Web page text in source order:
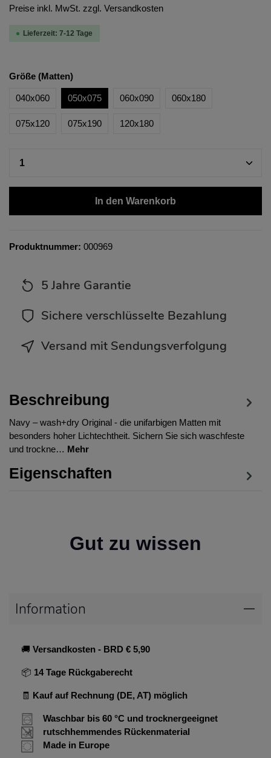
Preise inkl. MwSt. zzgl. Versandkosten
Lieferzeit: 7-12 Tage
Größe (Matten)
040x060 050x075 060x090 060x180
075x120 075x190 120x180
In den Warenkorb
Produktnummer: 000969
5 Jahre Garantie
Sichere verschlüsselte Bezahlung
Versand mit Sendungsverfolgung
Beschreibung
Navy – wash+dry Original - die unifarbigen Matten mit
besonders hoher Lichtechtheit. Sichern Sie sich waschfeste
und trockne… Mehr
Eigenschaften
Gut zu wissen
Information
🚚 Versandkosten - BRD € 5,90
📦 14 Tage Rückgaberecht
🧾 Kauf auf Rechnung (DE, AT) möglich
Waschbar bis 60 °C und trocknergeeignet
rutschhemmendes Rückenmaterial
Made in Europe